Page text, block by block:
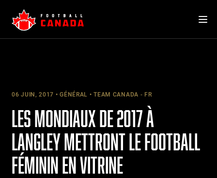
content
06 JUIN, 2017 GÉNÉRAL TEAM CANADA - FR
LES MONDIAUX DE 2017 À
LANGLEY METTRONT LE FOOTBALL
FÉMININ EN VITRINE